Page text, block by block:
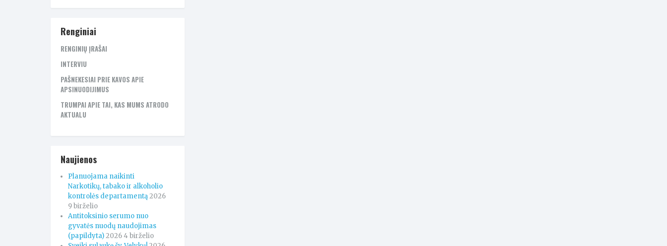
Renginiai
RENGINIŲ ĮRAŠAI
INTERVIU
PAŠNEKESIAI PRIE KAVOS APIE
APSINUODIJIMUS
TRUMPAI APIE TAI, KAS MUMS ATRODO
AKTUALU
Naujienos
Planuojama naikinti
Narkotikų, tabako ir alkoholio
kontrolės departamentą2026
9 birželio
Antitoksinio serumo nuo
gyvatės nuodų naudojimas
(papildyta)2026 4 birželio